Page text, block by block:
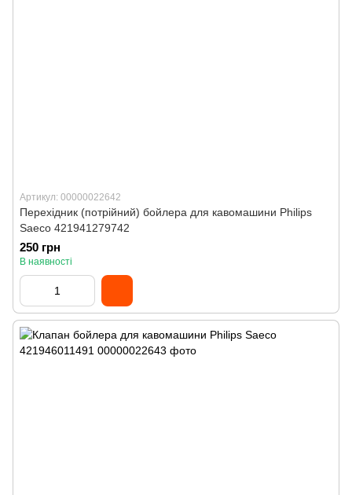
Артикул: 00000022642
Перехідник (потрійний) бойлера для кавомашини Philips
Saeco 421941279742
250 грн
В наявності